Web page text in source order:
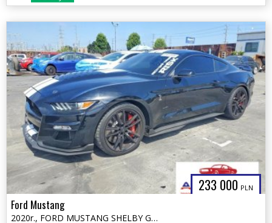
233 000 PLN
Ford Mustang
2020r., FORD MUSTANG SHELBY GT500, 5.2L, od ubezpieczalni